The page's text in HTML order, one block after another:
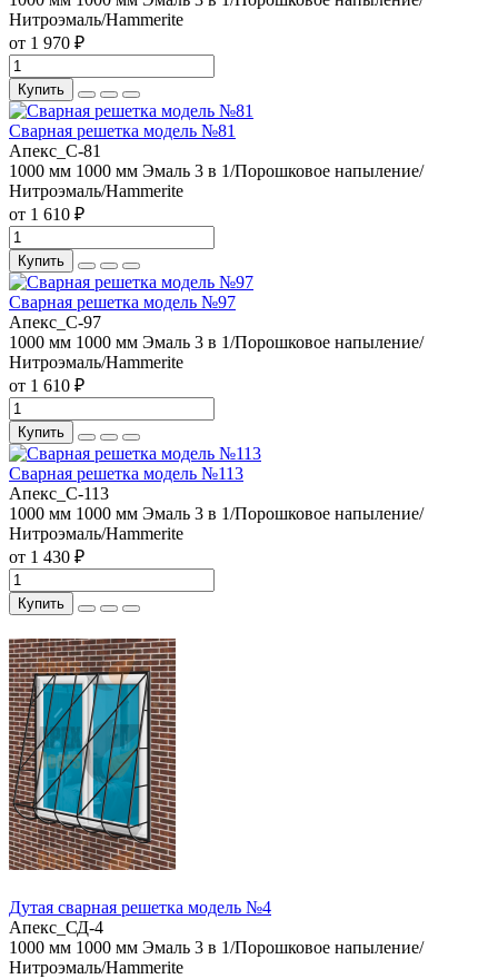
Нитроэмаль/Hammerite
от 1 970 ₽
Купить
Сварная решетка модель №81
Апекс_С-81
1000 мм 1000 мм Эмаль 3 в 1/Порошковое напыление/
Нитроэмаль/Hammerite
от 1 610 ₽
Купить
Сварная решетка модель №97
Апекс_С-97
1000 мм 1000 мм Эмаль 3 в 1/Порошковое напыление/
Нитроэмаль/Hammerite
от 1 610 ₽
Купить
Сварная решетка модель №113
Апекс_С-113
1000 мм 1000 мм Эмаль 3 в 1/Порошковое напыление/
Нитроэмаль/Hammerite
от 1 430 ₽
Купить
Дутая сварная решетка модель №4
Апекс_СД-4
1000 мм 1000 мм Эмаль 3 в 1/Порошковое напыление/
Нитроэмаль/Hammerite